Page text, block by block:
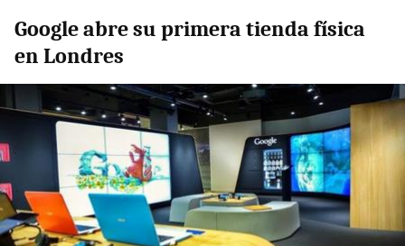
Google abre su primera tienda física
en Londres